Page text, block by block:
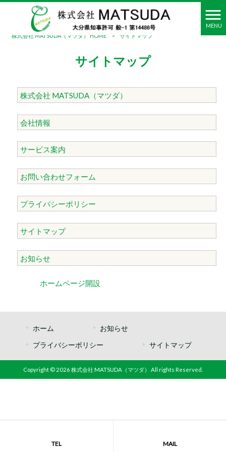
MENU
株式会社 MATSUDA（マツダ） HOME
> サイトマップ
サイトマップ
株式会社 MATSUDA（マツダ）
会社情報
サービス案内
お問い合わせフォーム
プライバシーポリシー
サイトマップ
お知らせ
ホームページ開設
ホーム
お知らせ
プライバシーポリシー
サイトマップ
Copyright © 2026 株式会社 MATSUDA（マツダ） All rights Reserved.
TEL MAIL